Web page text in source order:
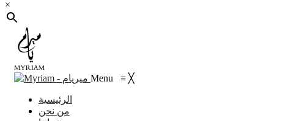
×
Menu ≡ ╳
الرئيسية
من نحن